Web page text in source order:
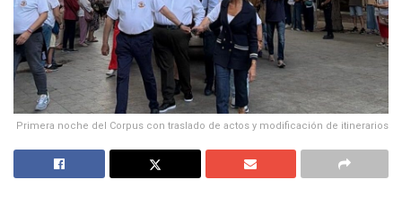
Primera noche del Corpus con traslado de actos y modificación de itinerarios